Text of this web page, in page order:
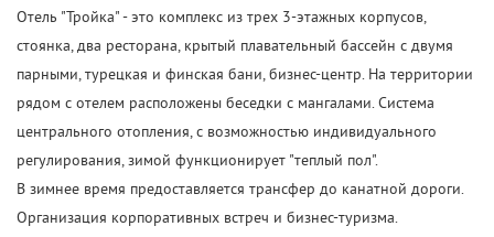
Отель "Тройка" - это комплекс из трех 3-этажных корпусов,
стоянка, два ресторана, крытый плавательный бассейн с двумя
парными, турецкая и финская бани, бизнес-центр. На территории
рядом с отелем расположены беседки с мангалами. Система
центрального отопления, с возможностью индивидуального
регулирования, зимой функционирует "теплый пол".
В зимнее время предоставляется трансфер до канатной дороги.
Организация корпоративных встреч и бизнес-туризма.